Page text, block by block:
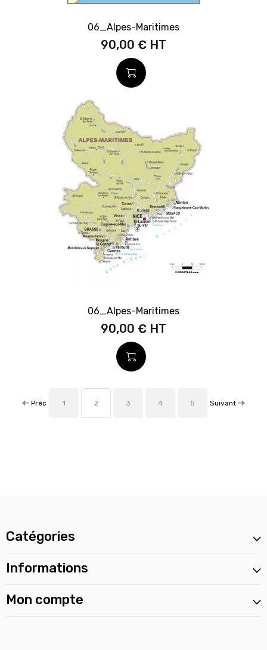
06_Alpes-Maritimes
90,00 €
06_Alpes-Maritimes
90,00 €
Préc 1 2 3 4 5 Suivant
Catégories
Informations
Mon compte